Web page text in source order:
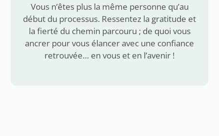
Vous n’êtes plus la même personne qu’au
début du processus. Ressentez la gratitude et
la fierté du chemin parcouru ; de quoi vous
ancrer pour vous élancer avec une confiance
retrouvée… en vous et en l’avenir !